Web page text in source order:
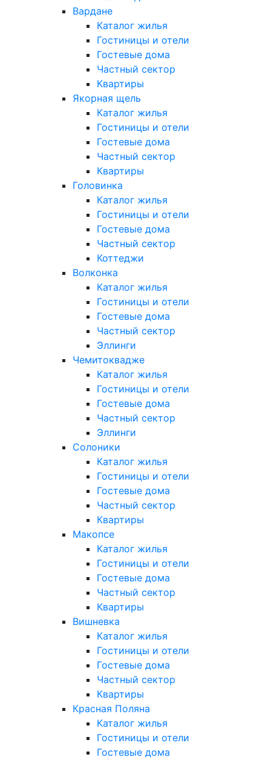
Вардане
Каталог жилья
Гостиницы и отели
Гостевые дома
Частный сектор
Квартиры
Якорная щель
Каталог жилья
Гостиницы и отели
Гостевые дома
Частный сектор
Квартиры
Головинка
Каталог жилья
Гостиницы и отели
Гостевые дома
Частный сектор
Коттеджи
Волконка
Каталог жилья
Гостиницы и отели
Гостевые дома
Частный сектор
Эллинги
Чемитоквадже
Каталог жилья
Гостиницы и отели
Гостевые дома
Частный сектор
Эллинги
Солоники
Каталог жилья
Гостиницы и отели
Гостевые дома
Частный сектор
Квартиры
Макопсе
Каталог жилья
Гостиницы и отели
Гостевые дома
Частный сектор
Квартиры
Вишневка
Каталог жилья
Гостиницы и отели
Гостевые дома
Частный сектор
Квартиры
Красная Поляна
Каталог жилья
Гостиницы и отели
Гостевые дома